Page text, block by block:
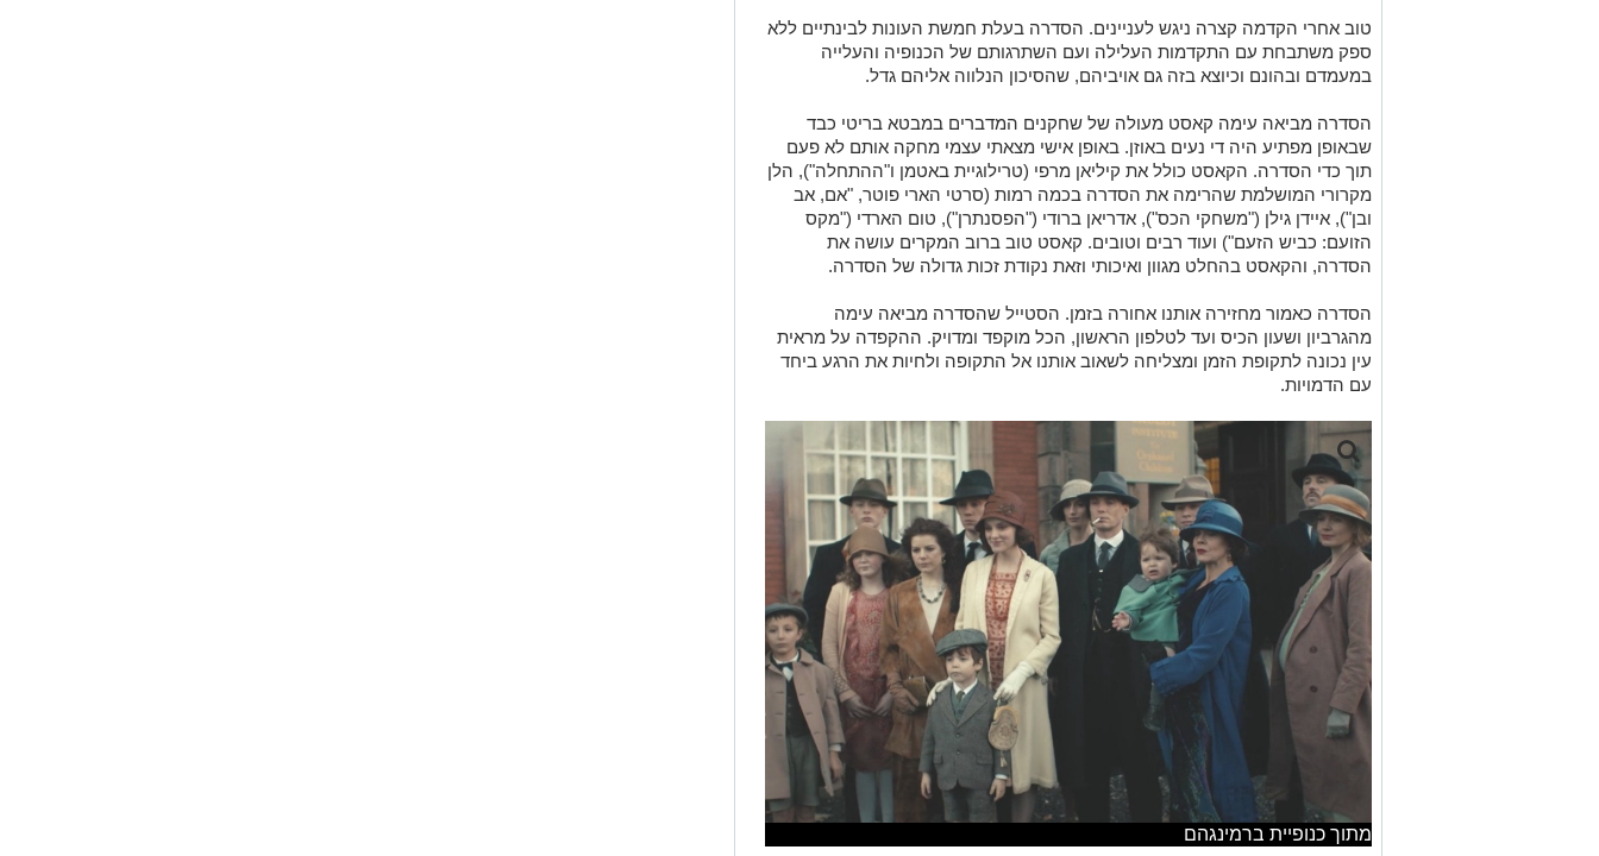
טוב אחרי הקדמה קצרה ניגש לעניינים. הסדרה בעלת חמשת העונות לבינתיים ללא
ספק משתבחת עם התקדמות העלילה ועם השתרגותם של הכנופיה והעלייה
במעמדם ובהונם וכיוצא בזה גם אויביהם, שהסיכון הנלווה אליהם גדל.
הסדרה מביאה עימה קאסט מעולה של שחקנים המדברים במבטא בריטי כבד
שבאופן מפתיע היה די נעים באוזן. באופן אישי מצאתי עצמי מחקה אותם לא פעם
תוך כדי הסדרה. הקאסט כולל את קיליאן מרפי (טרילוגיית באטמן ו"ההתחלה"), הלן
מקרורי המושלמת שהרימה את הסדרה בכמה רמות (סרטי הארי פוטר, "אם, אב
ובן"), איידן גילן ("משחקי הכס"), אדריאן ברודי ("הפסנתרן"), טום הארדי ("מקס
הזועם: כביש הזעם") ועוד רבים וטובים. קאסט טוב ברוב המקרים עושה את
הסדרה, והקאסט בהחלט מגוון ואיכותי וזאת נקודת זכות גדולה של הסדרה.
הסדרה כאמור מחזירה אותנו אחורה בזמן. הסטייל שהסדרה מביאה עימה
מהגרביון ושעון הכיס ועד לטלפון הראשון, הכל מוקפד ומדויק. ההקפדה על מראית
עין נכונה לתקופת הזמן ומצליחה לשאוב אותנו אל התקופה ולחיות את הרגע ביחד
עם הדמויות.
מתוך כנופיית ברמינגהם